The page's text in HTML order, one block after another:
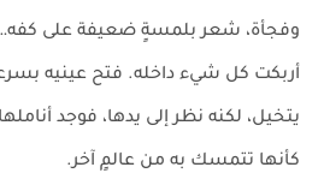
وفجأة، شعر بلمسةٍ ضعيفة على
أربكت كل شيء داخله. فتح عينيه
يتخيل، لكنه نظر إلى يدها، فوجد
كأنها تتمسك به من عالمٍ آخر.